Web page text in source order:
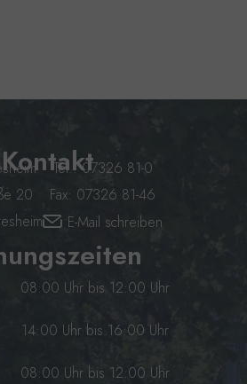
Kontakt
20
Tel.: 07326 81-0
Fax: 07326 81-46
E-Mail schreiben
08:00 Uhr bis 12:00 Uhr
14:00 Uhr bis 16:00 Uhr
08:00 Uhr bis 12:00 Uhr